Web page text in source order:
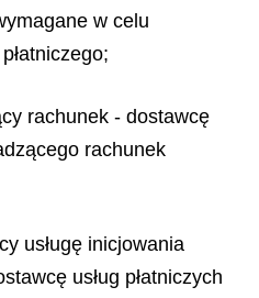
w celu
rachunek - dostawcę
rachunek
usługę inicjowania
usług płatniczych